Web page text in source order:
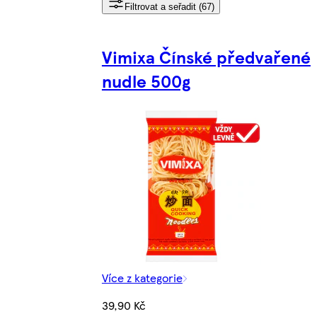
Filtrovat a seřadit (67)
Vimixa Čínské předvařené
nudle 500g
Více z kategorie
39,90 Kč